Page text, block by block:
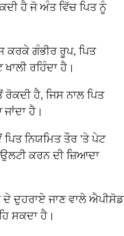
ਹੈ ਜੋ ਅੰਤ ਵਿੱਚ ਪਿਤ ਨੂੰ
ਕਰਕੇ ਗੰਭੀਰ ਰੂਪ, ਪਿਤ
ਰਹਿੰਦਾ ਹੈ।
ਹੈ, ਜਿਸ ਨਾਲ ਪਿਤ
ਹੈ।
ਨਿਯਮਿਤ ਤੌਰ 'ਤੇ ਪੇਟ
ਕਰਨ ਦੀ ਜ਼ਿਆਦਾ
ਦੇ ਦੁਹਰਾਏ ਜਾਣ ਵਾਲੇ ਐਪੀਸੋਡ
ਸਕਦਾ ਹੈ।